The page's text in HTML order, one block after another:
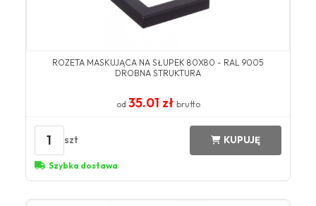
ROZETA MASKUJĄCA NA SŁUPEK 80X80 - RAL 9005
DROBNA STRUKTURA
od 35.01 zł brutto
1 szt KUPUJĘ
Szybka dostawa